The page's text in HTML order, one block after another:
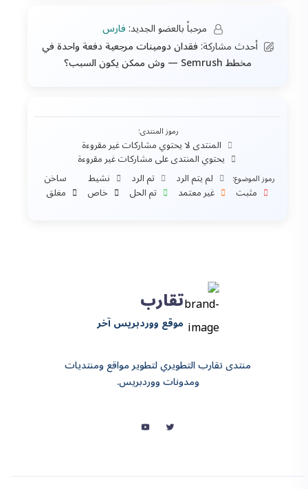
فارس
أحدث مشاركة:
فقدان دومينات مرجعية دفعة واحدة في
مخطط Semrush — وش ممكن يكون السبب؟
رموز المنتدى:
المنتدى لا يحتوي مشاركات غير مقروءة
يحتوي المنتدى على مشاركات غير مقروءة
رموز الموضوع: لم يتم الرد تم الرد نشيط ساخن
مثبت غير معتمد تم الحل خاص مغلق
تقارب
موقع ووردبريس آخر
منتدى تقارب التطويري لتطوير مواقع ومنتديات
ومدونات ووردبريس.